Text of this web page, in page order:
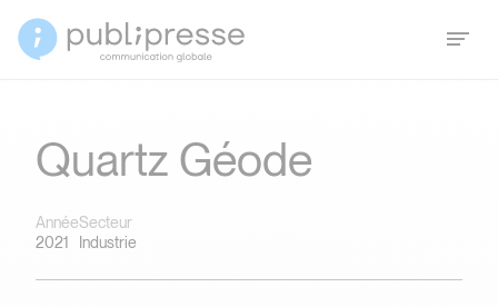
Quartz Géode
Année
2021
Secteur
Industrie